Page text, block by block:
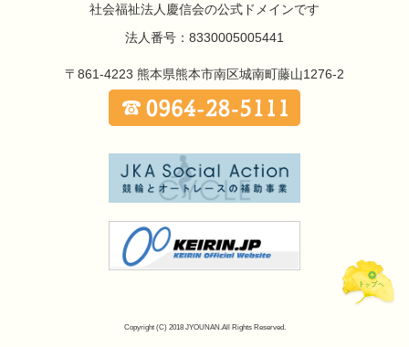
社会福祉法人慶信会の公式ドメインです
法人番号：8330005005441
〒861-4223 熊本県熊本市南区城南町藤山1276-2
Copyright (C) 2018 JYOUNAN.All Rights Reserved.